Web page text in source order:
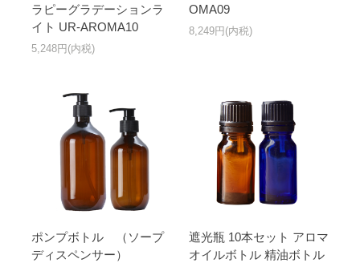
ラピーグラデーションラ
イト UR-AROMA10
5,248円(内税)
OMA09
8,249円(内税)
ポンプボトル （ソープ
ディスペンサー）
遮光瓶 10本セット アロマ
オイルボトル 精油ボトル